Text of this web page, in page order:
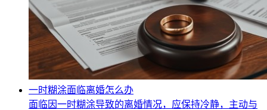
一时糊涂面临离婚怎么办
面临因一时糊涂导致的离婚情况，应保持冷静，主动与